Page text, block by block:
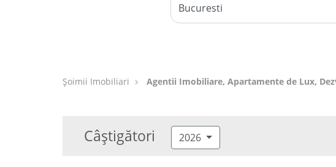
Șoimii Imobiliari Agentii Imobiliare, Apartamente de Lux,
Câștigători 2026